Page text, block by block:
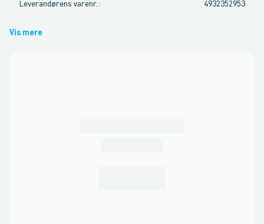
Leverandørens varenr. : 4932352953
Vis mere